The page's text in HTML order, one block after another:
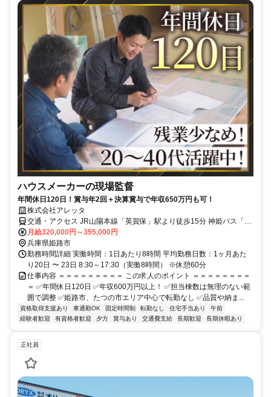
ハウスメーカーの現場監督
年間休日120日！賞与年2回＋決算賞与で年収650万円も可！
株式会社アレッタ
交通・アクセス JR山陽本線「英賀保」駅より徒歩15分 神姫バス「才
崎橋西詰」停留所より徒歩3分 ★マイカー通勤OK
月給320,000円～355,000円
兵庫県姫路市
勤務時間詳細 実働時間：1日あたり8時間 平均勤務日数：1ヶ月あた
り20日 〜 23日 8:30～17:30（実働8時間） ※休憩60分
仕事内容 ＝＝＝＝＝＝＝＝＝ この求人のポイント ＝＝＝＝＝＝＝＝
＝ ✅年間休日120日 ✅年収600万円以上！ ✅担当棟数は無理のない範
囲で調整 ✅姫路市、たつの市エリア中心で転勤なし ✅品質や納ま...
資格取得支援あり 車通勤OK 固定時間制 転勤なし 住宅手当あり
午前
経験者歓迎
有資格者歓迎 夕方 賞与あり 交通費支給 長期歓迎 長期休暇あり
正社員